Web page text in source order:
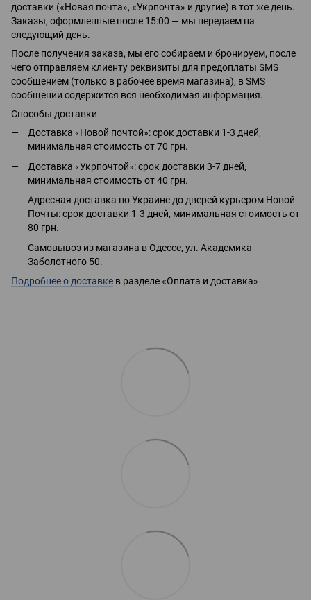
доставки («Новая почта», «Укрпочта» и другие) в тот же день.
Заказы, оформленные после 15:00 — мы передаем на
следующий день.
После получения заказа, мы его собираем и бронируем, после
чего отправляем клиенту реквизиты для предоплаты SMS
сообщением (только в рабочее время магазина), в SMS
сообщении содержится вся необходимая информация.
Способы доставки
Доставка «Новой почтой»: срок доставки 1-3 дней,
минимальная стоимость от 70 грн.
Доставка «Укрпочтой»: срок доставки 3-7 дней,
минимальная стоимость от 40 грн.
Адресная доставка по Украине до дверей курьером Новой
Почты: срок доставки 1-3 дней, минимальная стоимость от
80 грн.
Самовывоз из магазина в Одессе, ул. Академика
Заболотного 50.
Подробнее о доставке в разделе «Оплата и доставка»